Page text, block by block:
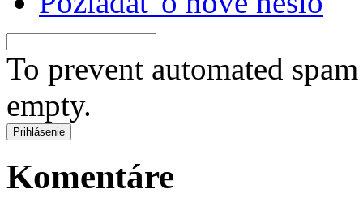
To prevent automated
empty.
Komentáre